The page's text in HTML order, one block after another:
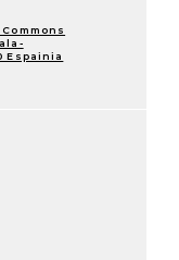
Espainia